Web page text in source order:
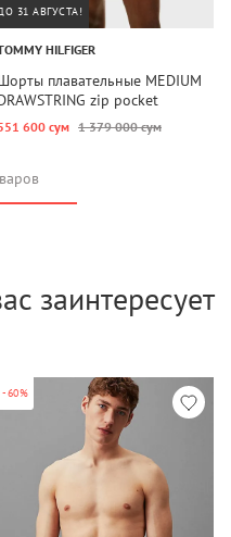
31 АВГУСТА!
HILFIGER
плавательные MEDIUM
zip pocket
600 сум 1 379 000 сум
заинтересует
-60%